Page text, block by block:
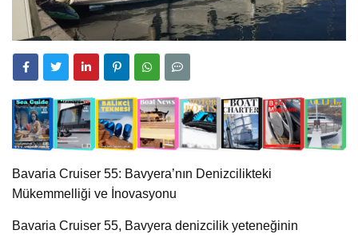
Bavaria Cruiser 55: Bavyera’nın Denizcilikteki
Mükemmelliği ve İnovasyonu
Bavaria Cruiser 55, Bavyera denizcilik yeteneğinin